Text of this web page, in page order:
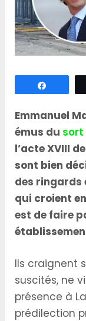
Emmanuel
émus du sort
l’acte XVIII
sont bien
des ringards
qui croient
est de faire
Ils craignent
suscités, ne
présence à
prédilection